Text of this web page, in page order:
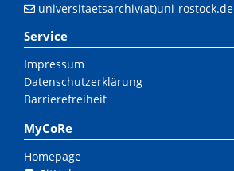
universitaetsarchiv(at)uni-rostock.de
Service
Impressum
Datenschutzerklärung
Barrierefreiheit
MyCoRe
Homepage